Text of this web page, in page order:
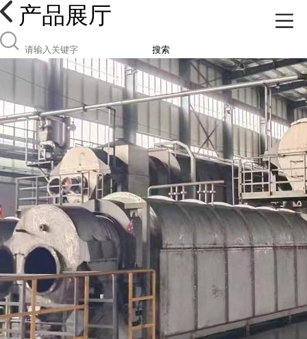
产品展厅
搜索